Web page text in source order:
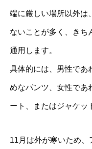
端に厳しい場所以外は
ないことが多く、きち
通用します。
具体的には、男性であ
めなパンツ、女性であ
ート、またはジャケッ
11月は外が寒いため、